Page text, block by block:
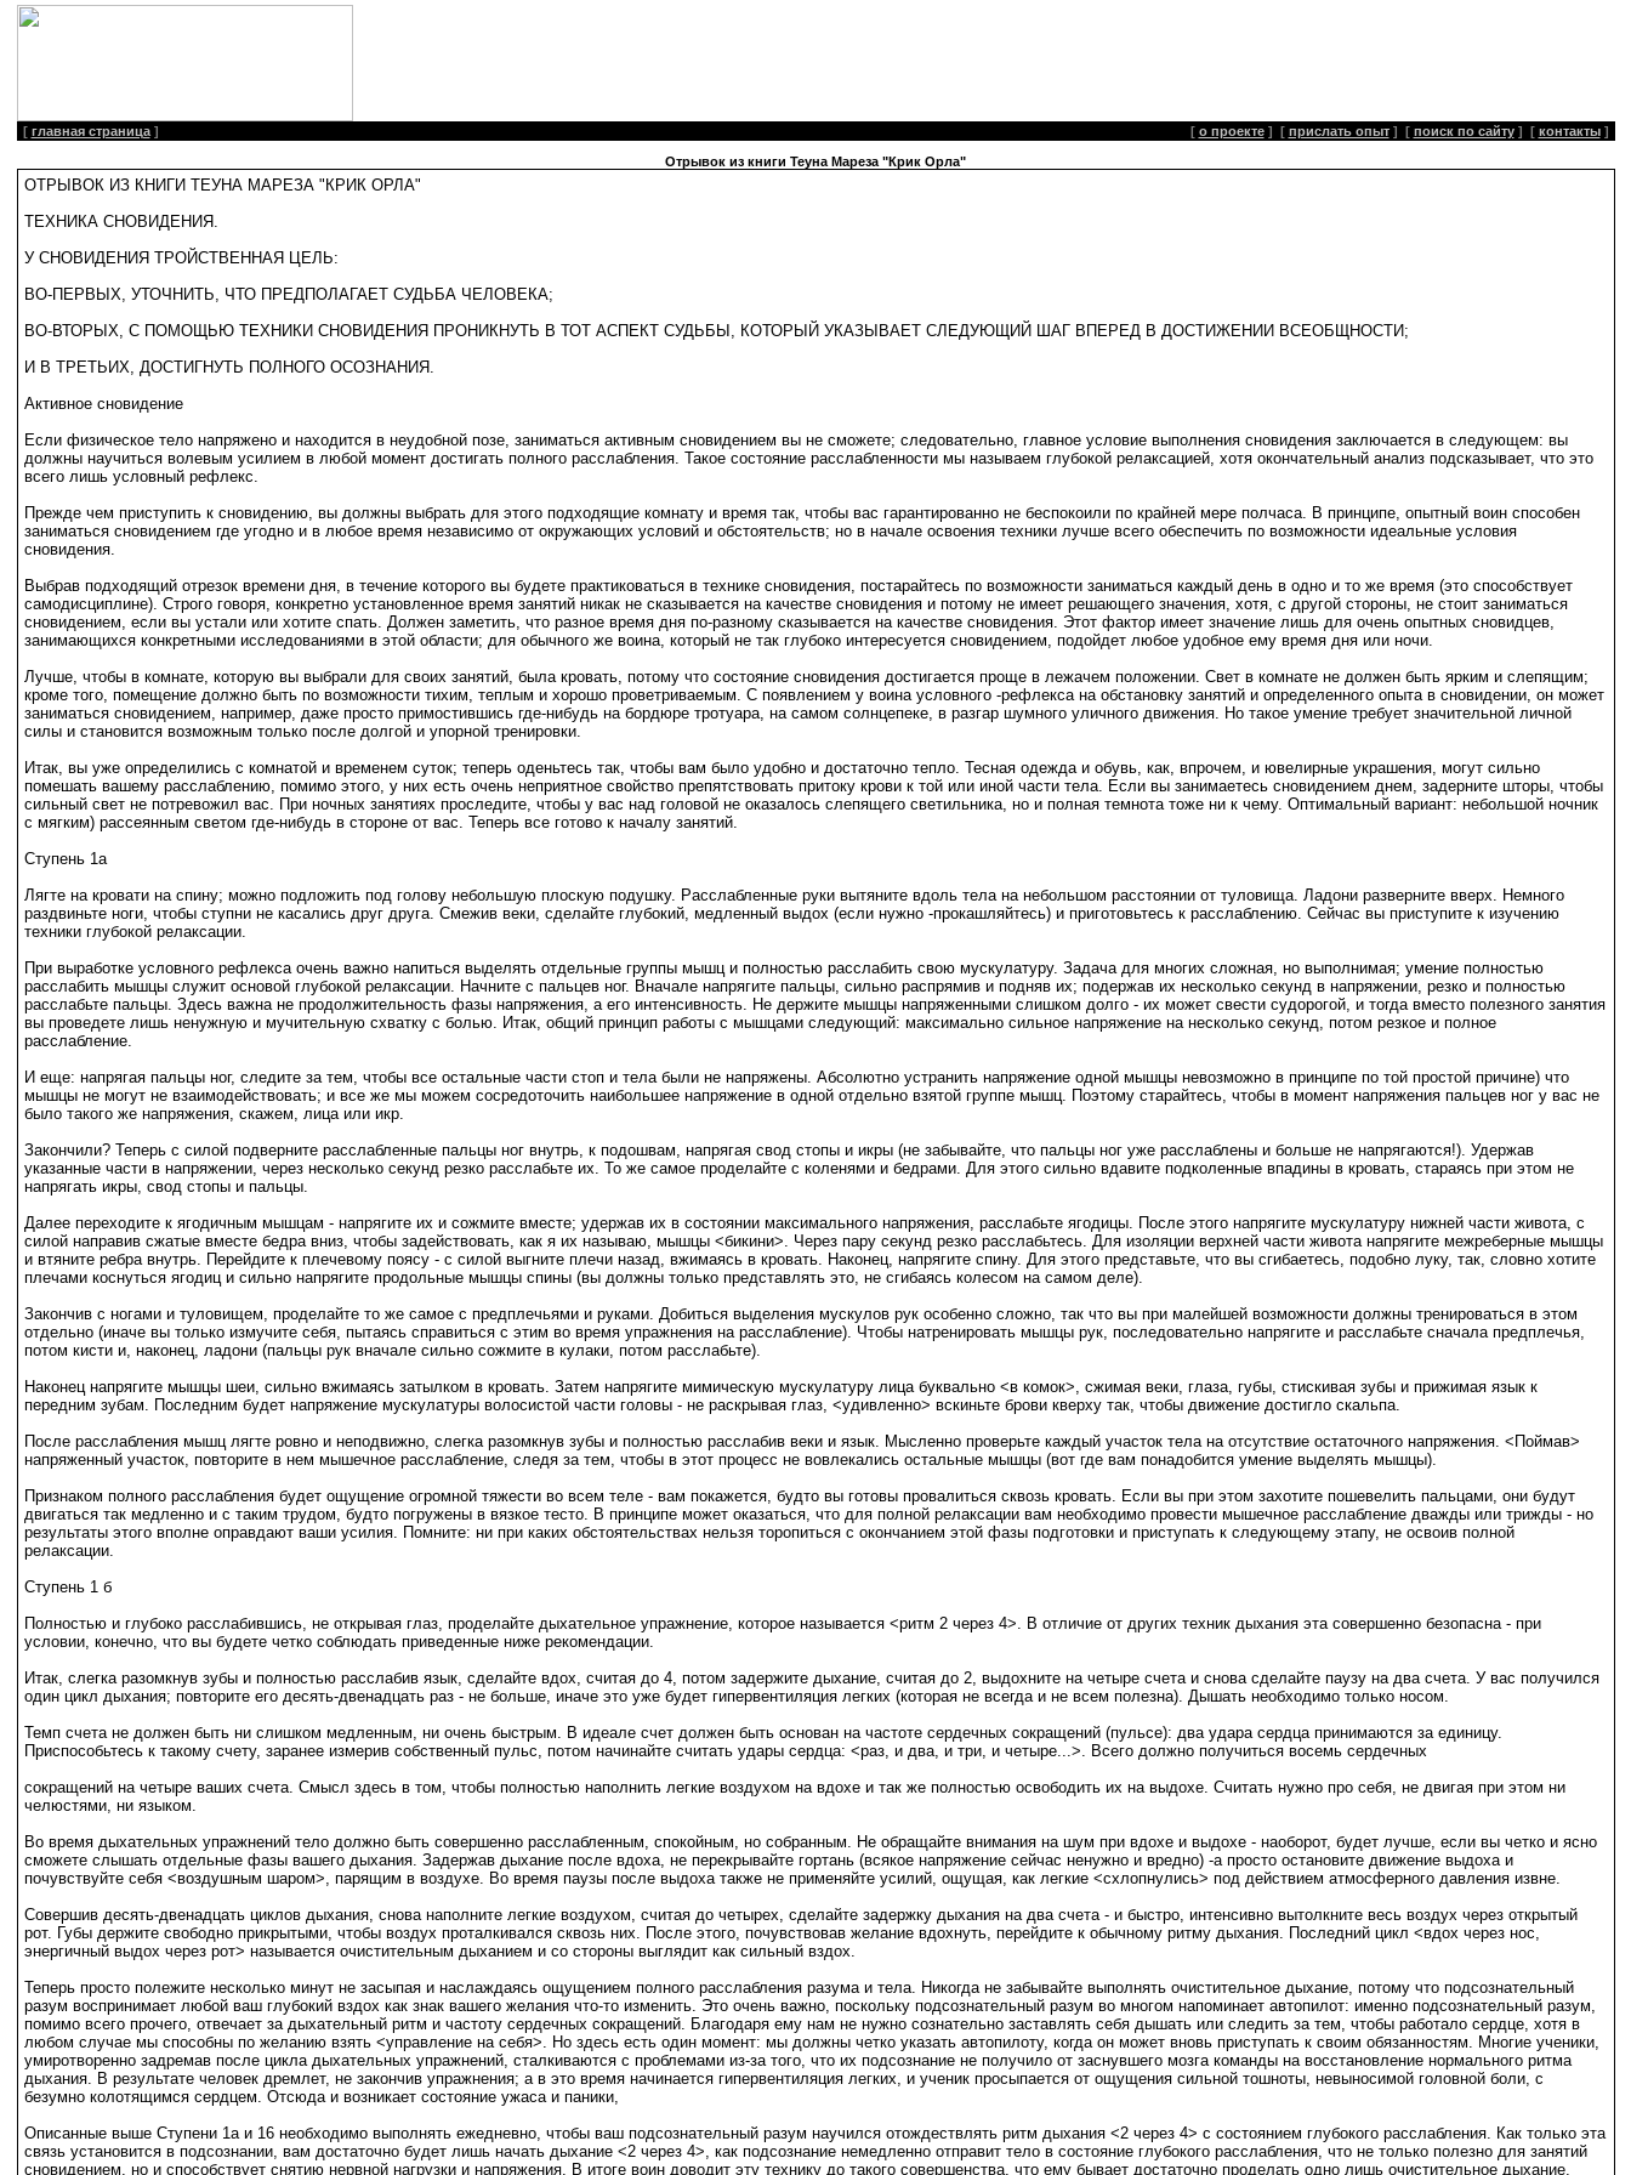
[ главная страница ] [ о проекте ] [ прислать опыт ] [ поиск по сайту ] [ контакты ]
Отрывок из книги Теуна Мареза "Крик Орла"
ОТРЫВОК ИЗ КНИГИ ТЕУНА МАРЕЗА "КРИК ОРЛА"
ТЕХНИКА СНОВИДЕНИЯ.
У СНОВИДЕНИЯ ТРОЙСТВЕННАЯ ЦЕЛЬ:
ВО-ПЕРВЫХ, УТОЧНИТЬ, ЧТО ПРЕДПОЛАГАЕТ СУДЬБА ЧЕЛОВЕКА;
ВО-ВТОРЫХ, С ПОМОЩЬЮ ТЕХНИКИ СНОВИДЕНИЯ ПРОНИКНУТЬ В ТОТ АСПЕКТ СУДЬБЫ, КОТОРЫЙ УКАЗЫВАЕТ СЛЕДУЮЩИЙ ШАГ ВПЕРЕД В ДОСТИЖЕНИИ ВСЕОБЩНОСТИ;
И В ТРЕТЬИХ, ДОСТИГНУТЬ ПОЛНОГО ОСОЗНАНИЯ.
Активное сновидение
Если физическое тело напряжено и находится в неудобной позе, заниматься активным сновидением вы не сможете; следовательно, главное условие выполнения сновидения заключается в следующем: вы
должны научиться волевым усилием в любой момент достигать полного расслабления. Такое состояние расслабленности мы называем глубокой релаксацией, хотя окончательный анализ подсказывает, что это
всего лишь условный рефлекс.
Прежде чем приступить к сновидению, вы должны выбрать для этого подходящие комнату и время так, чтобы вас гарантированно не беспокоили по крайней мере полчаса. В принципе, опытный воин способен
заниматься сновидением где угодно и в любое время независимо от окружающих условий и обстоятельств; но в начале освоения техники лучше всего обеспечить по возможности идеальные условия
сновидения.
Выбрав подходящий отрезок времени дня, в течение которого вы будете практиковаться в технике сновидения, постарайтесь по возможности заниматься каждый день в одно и то же время (это способствует
самодисциплине). Строго говоря, конкретно установленное время занятий никак не сказывается на качестве сновидения и потому не имеет решающего значения, хотя, с другой стороны, не стоит заниматься
сновидением, если вы устали или хотите спать. Должен заметить, что разное время дня по-разному сказывается на качестве сновидения. Этот фактор имеет значение лишь для очень опытных сновидцев,
занимающихся конкретными исследованиями в этой области; для обычного же воина, который не так глубоко интересуется сновидением, подойдет любое удобное ему время дня или ночи.
Лучше, чтобы в комнате, которую вы выбрали для своих занятий, была кровать, потому что состояние сновидения достигается проще в лежачем положении. Свет в комнате не должен быть ярким и слепящим;
кроме того, помещение должно быть по возможности тихим, теплым и хорошо проветриваемым. С появлением у воина условного -рефлекса на обстановку занятий и определенного опыта в сновидении, он может
заниматься сновидением, например, даже просто примостившись где-нибудь на бордюре тротуара, на самом солнцепеке, в разгар шумного уличного движения. Но такое умение требует значительной личной
силы и становится возможным только после долгой и упорной тренировки.
Итак, вы уже определились с комнатой и временем суток; теперь оденьтесь так, чтобы вам было удобно и достаточно тепло. Тесная одежда и обувь, как, впрочем, и ювелирные украшения, могут сильно
помешать вашему расслаблению, помимо этого, у них есть очень неприятное свойство препятствовать притоку крови к той или иной части тела. Если вы занимаетесь сновидением днем, задерните шторы, чтобы
сильный свет не потревожил вас. При ночных занятиях проследите, чтобы у вас над головой не оказалось слепящего светильника, но и полная темнота тоже ни к чему. Оптимальный вариант: небольшой ночник
с мягким) рассеянным светом где-нибудь в стороне от вас. Теперь все готово к началу занятий.
Ступень 1а
Лягте на кровати на спину; можно подложить под голову небольшую плоскую подушку. Расслабленные руки вытяните вдоль тела на небольшом расстоянии от туловища. Ладони разверните вверх. Немного
раздвиньте ноги, чтобы ступни не касались друг друга. Смежив веки, сделайте глубокий, медленный выдох (если нужно -прокашляйтесь) и приготовьтесь к расслаблению. Сейчас вы приступите к изучению
техники глубокой релаксации.
При выработке условного рефлекса очень важно напиться выделять отдельные группы мышц и полностью расслабить свою мускулатуру. Задача для многих сложная, но выполнимая; умение полностью
расслабить мышцы служит основой глубокой релаксации. Начните с пальцев ног. Вначале напрягите пальцы, сильно распрямив и подняв их; подержав их несколько секунд в напряжении, резко и полностью
расслабьте пальцы. Здесь важна не продолжительность фазы напряжения, а его интенсивность. Не держите мышцы напряженными слишком долго - их может свести судорогой, и тогда вместо полезного занятия
вы проведете лишь ненужную и мучительную схватку с болью. Итак, общий принцип работы с мышцами следующий: максимально сильное напряжение на несколько секунд, потом резкое и полное
расслабление.
И еще: напрягая пальцы ног, следите за тем, чтобы все остальные части стоп и тела были не напряжены. Абсолютно устранить напряжение одной мышцы невозможно в принципе по той простой причине) что
мышцы не могут не взаимодействовать; и все же мы можем сосредоточить наибольшее напряжение в одной отдельно взятой группе мышц. Поэтому старайтесь, чтобы в момент напряжения пальцев ног у вас не
было такого же напряжения, скажем, лица или икр.
Закончили? Теперь с силой подверните расслабленные пальцы ног внутрь, к подошвам, напрягая свод стопы и икры (не забывайте, что пальцы ног уже расслаблены и больше не напрягаются!). Удержав
указанные части в напряжении, через несколько секунд резко расслабьте их. То же самое проделайте с коленями и бедрами. Для этого сильно вдавите подколенные впадины в кровать, стараясь при этом не
напрягать икры, свод стопы и пальцы.
Далее переходите к ягодичным мышцам - напрягите их и сожмите вместе; удержав их в состоянии максимального напряжения, расслабьте ягодицы. После этого напрягите мускулатуру нижней части живота, с
силой направив сжатые вместе бедра вниз, чтобы задействовать, как я их называю, мышцы <бикини>. Через пару секунд резко расслабьтесь. Для изоляции верхней части живота напрягите межреберные мышцы
и втяните ребра внутрь. Перейдите к плечевому поясу - с силой выгните плечи назад, вжимаясь в кровать. Наконец, напрягите спину. Для этого представьте, что вы сгибаетесь, подобно луку, так, словно хотите
плечами коснуться ягодиц и сильно напрягите продольные мышцы спины (вы должны только представлять это, не сгибаясь колесом на самом деле).
Закончив с ногами и туловищем, проделайте то же самое с предплечьями и руками. Добиться выделения мускулов рук особенно сложно, так что вы при малейшей возможности должны тренироваться в этом
отдельно (иначе вы только измучите себя, пытаясь справиться с этим во время упражнения на расслабление). Чтобы натренировать мышцы рук, последовательно напрягите и расслабьте сначала предплечья,
потом кисти и, наконец, ладони (пальцы рук вначале сильно сожмите в кулаки, потом расслабьте).
Наконец напрягите мышцы шеи, сильно вжимаясь затылком в кровать. Затем напрягите мимическую мускулатуру лица буквально <в комок>, сжимая веки, глаза, губы, стискивая зубы и прижимая язык к
передним зубам. Последним будет напряжение мускулатуры волосистой части головы - не раскрывая глаз, <удивленно> вскиньте брови кверху так, чтобы движение достигло скальпа.
После расслабления мышц лягте ровно и неподвижно, слегка разомкнув зубы и полностью расслабив веки и язык. Мысленно проверьте каждый участок тела на отсутствие остаточного напряжения. <Поймав>
напряженный участок, повторите в нем мышечное расслабление, следя за тем, чтобы в этот процесс не вовлекались остальные мышцы (вот где вам понадобится умение выделять мышцы).
Признаком полного расслабления будет ощущение огромной тяжести во всем теле - вам покажется, будто вы готовы провалиться сквозь кровать. Если вы при этом захотите пошевелить пальцами, они будут
двигаться так медленно и с таким трудом, будто погружены в вязкое тесто. В принципе может оказаться, что для полной релаксации вам необходимо провести мышечное расслабление дважды или трижды - но
результаты этого вполне оправдают ваши усилия. Помните: ни при каких обстоятельствах нельзя торопиться с окончанием этой фазы подготовки и приступать к следующему этапу, не освоив полной
релаксации.
Ступень 1 б
Полностью и глубоко расслабившись, не открывая глаз, проделайте дыхательное упражнение, которое называется <ритм 2 через 4>. В отличие от других техник дыхания эта совершенно безопасна - при
условии, конечно, что вы будете четко соблюдать приведенные ниже рекомендации.
Итак, слегка разомкнув зубы и полностью расслабив язык, сделайте вдох, считая до 4, потом задержите дыхание, считая до 2, выдохните на четыре счета и снова сделайте паузу на два счета. У вас получился
один цикл дыхания; повторите его десять-двенадцать раз - не больше, иначе это уже будет гипервентиляция легких (которая не всегда и не всем полезна). Дышать необходимо только носом.
Темп счета не должен быть ни слишком медленным, ни очень быстрым. В идеале счет должен быть основан на частоте сердечных сокращений (пульсе): два удара сердца принимаются за единицу.
Приспособьтесь к такому счету, заранее измерив собственный пульс, потом начинайте считать удары сердца: <раз, и два, и три, и четыре...>. Всего должно получиться восемь сердечных
сокращений на четыре ваших счета. Смысл здесь в том, чтобы полностью наполнить легкие воздухом на вдохе и так же полностью освободить их на выдохе. Считать нужно про себя, не двигая при этом ни
челюстями, ни языком.
Во время дыхательных упражнений тело должно быть совершенно расслабленным, спокойным, но собранным. Не обращайте внимания на шум при вдохе и выдохе - наоборот, будет лучше, если вы четко и ясно
сможете слышать отдельные фазы вашего дыхания. Задержав дыхание после вдоха, не перекрывайте гортань (всякое напряжение сейчас ненужно и вредно) -а просто остановите движение выдоха и
почувствуйте себя <воздушным шаром>, парящим в воздухе. Во время паузы после выдоха также не применяйте усилий, ощущая, как легкие <схлопнулись> под действием атмосферного давления извне.
Совершив десять-двенадцать циклов дыхания, снова наполните легкие воздухом, считая до четырех, сделайте задержку дыхания на два счета - и быстро, интенсивно вытолкните весь воздух через открытый
рот. Губы держите свободно прикрытыми, чтобы воздух проталкивался сквозь них. После этого, почувствовав желание вдохнуть, перейдите к обычному ритму дыхания. Последний цикл <вдох через нос,
энергичный выдох через рот> называется очистительным дыханием и со стороны выглядит как сильный вздох.
Теперь просто полежите несколько минут не засыпая и наслаждаясь ощущением полного расслабления разума и тела. Никогда не забывайте выполнять очистительное дыхание, потому что подсознательный
разум воспринимает любой ваш глубокий вздох как знак вашего желания что-то изменить. Это очень важно, поскольку подсознательный разум во многом напоминает автопилот: именно подсознательный разум,
помимо всего прочего, отвечает за дыхательный ритм и частоту сердечных сокращений. Благодаря ему нам не нужно сознательно заставлять себя дышать или следить за тем, чтобы работало сердце, хотя в
любом случае мы способны по желанию взять <управление на себя>. Но здесь есть один момент: мы должны четко указать автопилоту, когда он может вновь приступать к своим обязанностям. Многие ученики,
умиротворенно задремав после цикла дыхательных упражнений, сталкиваются с проблемами из-за того, что их подсознание не получило от заснувшего мозга команды на восстановление нормального ритма
дыхания. В результате человек дремлет, не закончив упражнения; а в это время начинается гипервентиляция легких, и ученик просыпается от ощущения сильной тошноты, невыносимой головной боли, с
безумно колотящимся сердцем. Отсюда и возникает состояние ужаса и паники,
Описанные выше Ступени 1а и 16 необходимо выполнять ежедневно, чтобы ваш подсознательный разум научился отождествлять ритм дыхания <2 через 4> с состоянием глубокого расслабления. Как только эта
связь установится в подсознании, вам достаточно будет лишь начать дыхание <2 через 4>, как подсознание немедленно отправит тело в состояние глубокого расслабления, что не только полезно для занятий
сновидением, но и способствует снятию нервной нагрузки и напряжения. В итоге воин доводит эту технику до такого совершенства, что ему бывает достаточно проделать одно лишь очистительное дыхание,